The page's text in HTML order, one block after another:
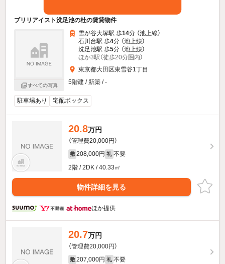
ブリリアイスト洗足池の杜の賃貸物件
すべての写真
雪が谷大塚駅 歩14分 （池上線）
石川台駅 歩4分 （池上線）
洗足池駅 歩5分 （池上線）
ほか3駅（徒歩20分圏内）
東京都大田区東雪谷1丁目
5階建 / 新築 / -
駐車場あり 宅配ボックス
20.8万円
（管理費20,000円）
敷 208,000円 礼 不要
2階 / 2DK / 40.33㎡
物件詳細を見る
ほか提供
20.7万円
（管理費20,000円）
敷 207,000円 礼 不要